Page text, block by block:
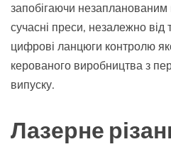
запобігаючи незапланованим
сучасні преси, незалежно від
цифрові ланцюги контролю
керованого виробництва з
випуску.
Лазерне